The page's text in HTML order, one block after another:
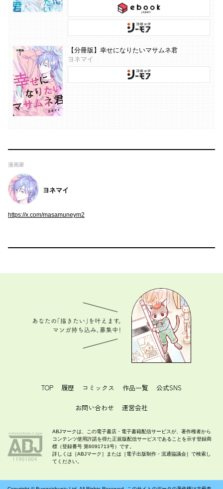
【分冊版】幸せになりたいマサムネ君
ヨネマイ
漫画家
ヨネマイ
https://x.com/masamuneym2
TOP 履歴 コミックス 作品一覧 公式SNS
お問い合わせ 運営会社
ABJマークは、この電子書店・電子書籍配信サービスが、著作権者から
コンテンツ使用許諾を得た正規版配信サービスであることを示す登録商
標（登録番号 第6091713号）です。
詳しくは［ABJマーク］または［電子出版制作・流通協議会］で検索し
てください。
あなたの「描きたい」を叶えます。 マンガ持ち込
み、募集中！